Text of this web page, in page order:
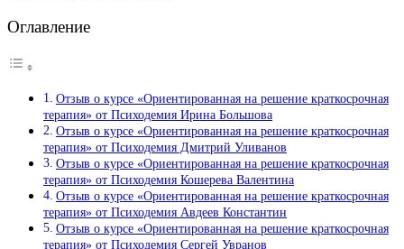
Оглавление
Отзыв о курсе «Ориентированная на решение краткосрочная
терапия» от Психодемия Ирина Большова
Отзыв о курсе «Ориентированная на решение краткосрочная
терапия» от Психодемия Дмитрий Уливанов
Отзыв о курсе «Ориентированная на решение краткосрочная
терапия» от Психодемия Кошерева Валентина
Отзыв о курсе «Ориентированная на решение краткосрочная
терапия» от Психодемия Авдеев Константин
Отзыв о курсе «Ориентированная на решение краткосрочная
терапия» от Психодемия Сергей Увранов